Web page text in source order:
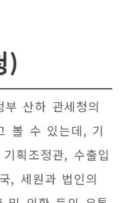
)
부 산하 관세청의
볼 수 있는데, 기
획조정관, 수출입
, 세원과 법인의